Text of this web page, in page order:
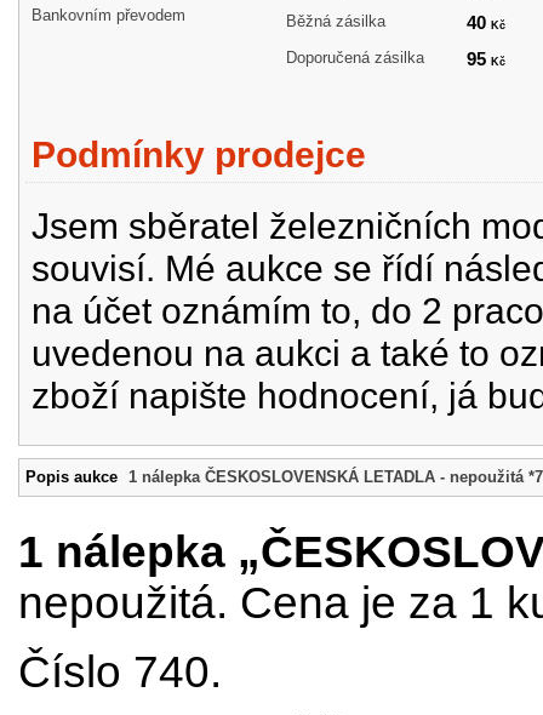
Bankovním převodem
Běžná zásilka 40 Kč
Doporučená zásilka 95 Kč
Podmínky prodejce
Jsem sběratel železničních
souvisí. Mé aukce se řídí
na účet oznámím to, do 2
uvedenou na aukci a také to
zboží napište hodnocení, já
Popis aukce 1 nálepka ČESKOSLOVENSKÁ LETADLA - nepoužitá
1 nálepka
nepoužitá. Cena je za 1
Číslo 740.